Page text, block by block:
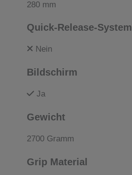
280 mm
Quick-Release-System
Nein
Bildschirm
Ja
Gewicht
2700 Gramm
Grip Material